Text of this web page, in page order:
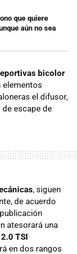
que quiere
aún no sea
bicolor
elementos
el difusor,
de escape de
, siguen
de acuerdo
atesorará una
TSI
en dos rangos